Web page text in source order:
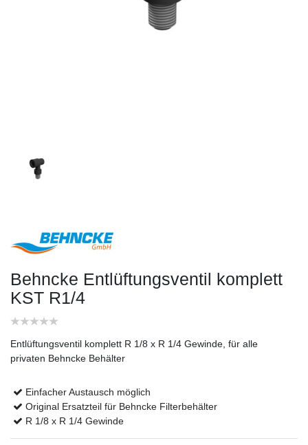
Behncke Entlüftungsventil komplett
KST R1/4
Entlüftungsventil komplett R 1/8 x R 1/4 Gewinde, für alle
privaten Behncke Behälter
Einfacher Austausch möglich
Original Ersatzteil für Behncke Filterbehälter
R 1/8 x R 1/4 Gewinde